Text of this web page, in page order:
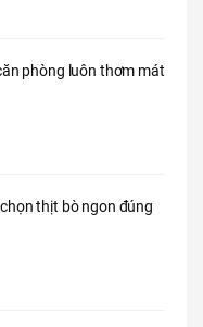
phòng luôn thơm mát
thịt bò ngon đúng